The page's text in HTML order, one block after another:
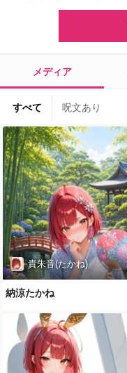
メディア
すべて 呪文あり
貴朱音(たかね)
納涼たかね